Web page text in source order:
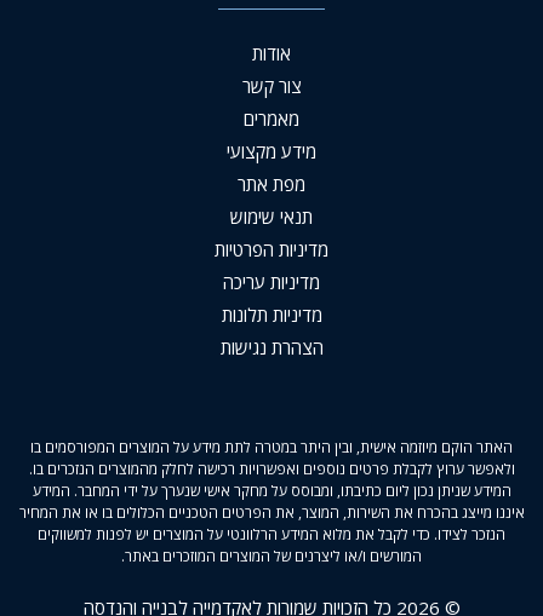
אודות
צור קשר
מאמרים
מידע מקצועי
מפת אתר
תנאי שימוש
מדיניות הפרטיות
מדיניות עריכה
מדיניות תלונות
הצהרת נגישות
האתר הוקם מיוזמה אישית, ובין היתר במטרה לתת מידע על המוצרים המפורסמים בו
ולאפשר ערוץ לקבלת פרטים נוספים ואפשרויות רכישה לחלק מהמוצרים הנזכרים בו.
המידע שניתן נכון ליום כתיבתו, ומבוסס על מחקר אישי שנערך על ידי המחבר. המידע
איננו מייצג בהכרח את השירות, המוצר, את הפרטים הטכניים הכלולים בו או את המחיר
הנזכר לצידו. כדי לקבל את מלוא המידע הרלוונטי על המוצרים יש לפנות למשווקים
המורשים ו/או ליצרנים של המוצרים המוזכרים באתר.
© 2026 כל הזכויות שמורות לאקדמייה לבנייה והנדסה